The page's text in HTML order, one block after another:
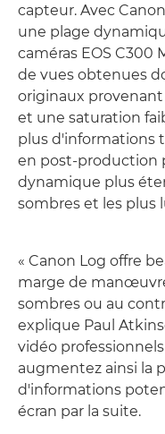
capteur. Avec
une plage
caméras EOS C300
de vues obtenues
originaux
et une saturation
plus d'informations
en post-production
dynamique plus
sombres et les plus
« Canon Log offre
marge de
sombres ou au
explique Paul
vidéo
augmentez ainsi la
d'informations
écran par la suite.